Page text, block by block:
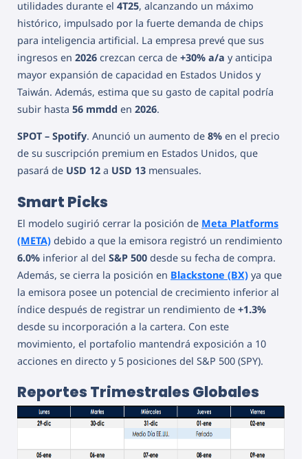
utilidades durante el 4T25, alcanzando un máximo
histórico, impulsado por la fuerte demanda de chips
para inteligencia artificial. La empresa prevé que sus
ingresos en 2026 crezcan cerca de +30% a/a y anticipa
mayor expansión de capacidad en Estados Unidos y
Taiwán. Además, estima que su gasto de capital podría
subir hasta 56 mmdd en 2026.
SPOT – Spotify. Anunció un aumento de 8% en el precio
de su suscripción premium en Estados Unidos, que
pasará de USD 12 a USD 13 mensuales.
Smart Picks
El modelo sugirió cerrar la posición de Meta Platforms
(META) debido a que la emisora registró un rendimiento
6.0% inferior al del S&P 500 desde su fecha de compra.
Además, se cierra la posición en Blackstone (BX) ya que
la emisora posee un potencial de crecimiento inferior al
índice después de registrar un rendimiento de +1.3%
desde su incorporación a la cartera. Con este
movimiento, el portafolio mantendrá exposición a 10
acciones en directo y 5 posiciones del S&P 500 (SPY).
Reportes Trimestrales Globales